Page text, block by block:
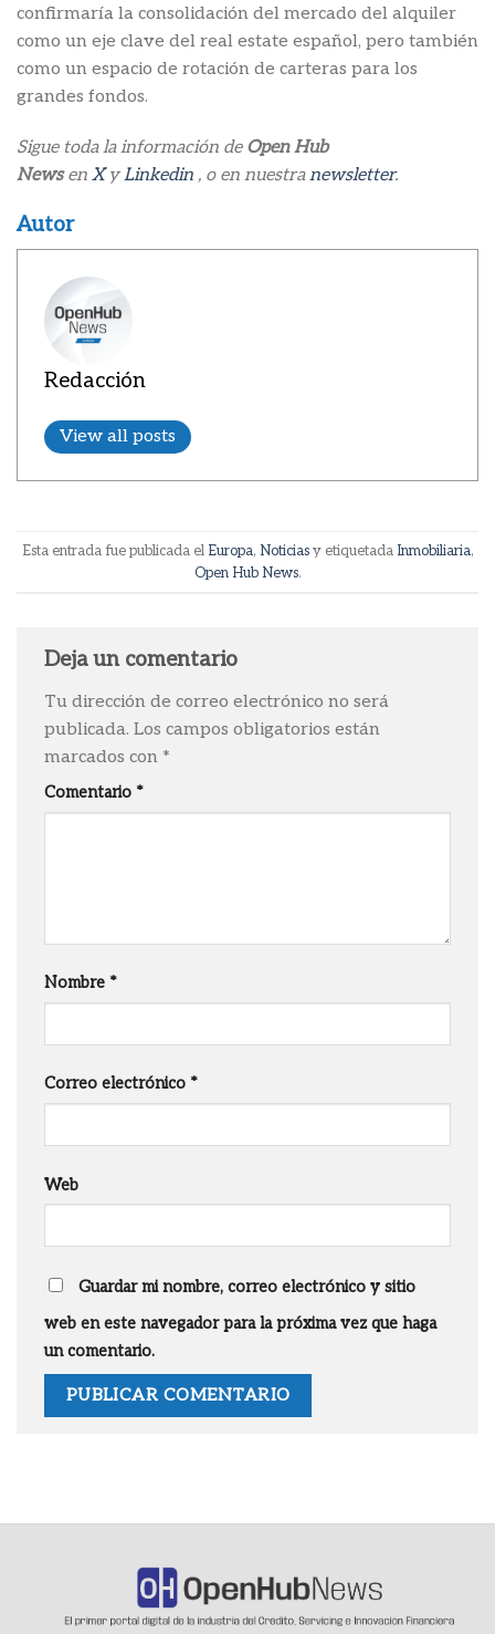
confirmaría la consolidación del mercado del alquiler
como un eje clave del real estate español, pero también
como un espacio de rotación de carteras para los
grandes fondos.
Sigue toda la información de Open Hub
Newsen XyLinkedin , o en nuestranewsletter.
Autor
Redacción
View all posts
Esta entrada fue publicada el Europa, Noticiasy etiquetada Inmobiliaria,
Open Hub News.
Deja un comentario
Tu dirección de correo electrónico no será
publicada. Los campos obligatorios están
marcados con *
Comentario *
Nombre *
Correo electrónico *
Web
Guardar mi nombre, correo electrónico y sitio
web en este navegador para la próxima vez que haga
un comentario.